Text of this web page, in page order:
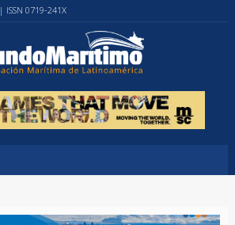
| ISSN 0719-241X